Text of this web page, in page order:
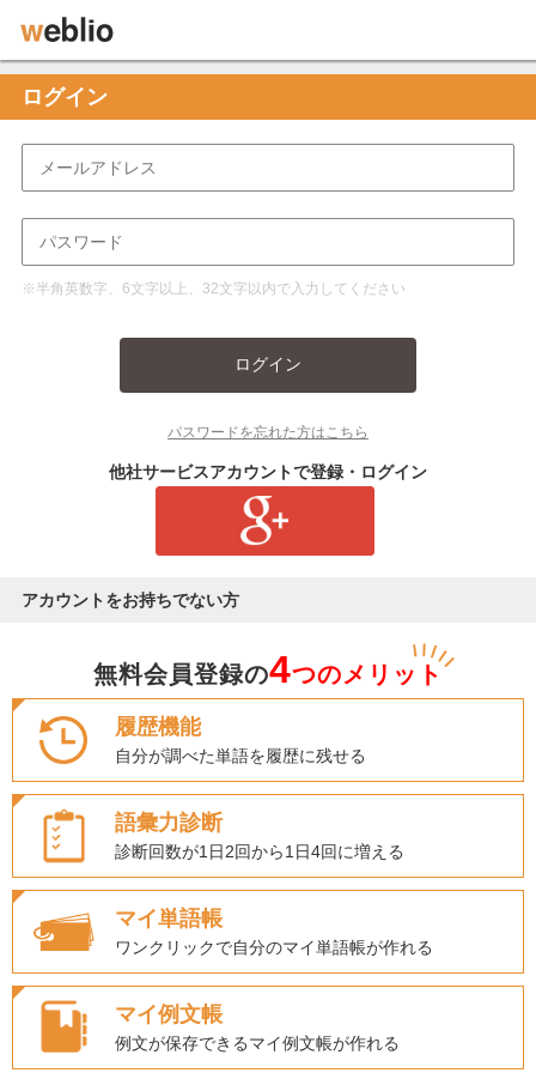
ログイン
※半角英数字、6文字以上、32文字以内で入力してください
ログイン
パスワードを忘れた方はこちら
他社サービスアカウントで登録・ログイン
アカウントをお持ちでない方
無料会員登録の4つのメリット
履歴機能
自分が調べた単語を履歴に残せる
語彙力診断
診断回数が1日2回から1日4回に増える
マイ単語帳
ワンクリックで自分のマイ単語帳が作れる
マイ例文帳
例文が保存できるマイ例文帳が作れる